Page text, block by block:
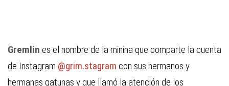
Gremlin es el nombre de la minina que comparte la cuenta
de Instagram @grim.stagram con sus hermanos y
hermanas gatunas y que llamó la atención de los